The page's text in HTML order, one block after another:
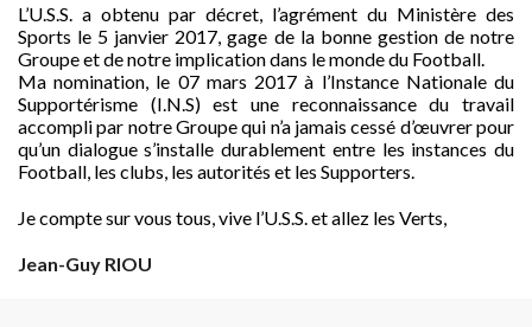
L’U.S.S. a obtenu par décret, l’agrément du Ministère des
Sports le 5 janvier 2017, gage de la bonne gestion de notre
Groupe et de notre implication dans le monde du Football.
Ma nomination, le 07 mars 2017 à l’Instance Nationale du
Supportérisme (I.N.S) est une reconnaissance du travail
accompli par notre Groupe qui n’a jamais cessé d’œuvrer pour
qu’un dialogue s’installe durablement entre les instances du
Football, les clubs, les autorités et les Supporters.
Je compte sur vous tous, vive l’U.S.S. et allez les Verts,
Jean-Guy RIOU